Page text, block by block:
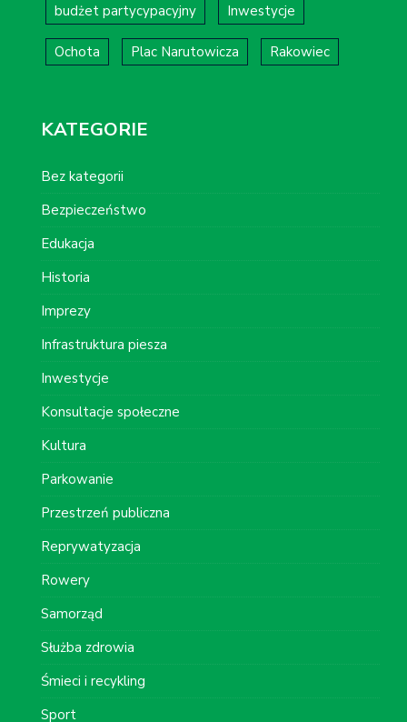
budżet partycypacyjny Inwestycje
Ochota Plac Narutowicza Rakowiec
KATEGORIE
Bez kategorii
Bezpieczeństwo
Edukacja
Historia
Imprezy
Infrastruktura piesza
Inwestycje
Konsultacje społeczne
Kultura
Parkowanie
Przestrzeń publiczna
Reprywatyzacja
Rowery
Samorząd
Służba zdrowia
Śmieci i recykling
Sport